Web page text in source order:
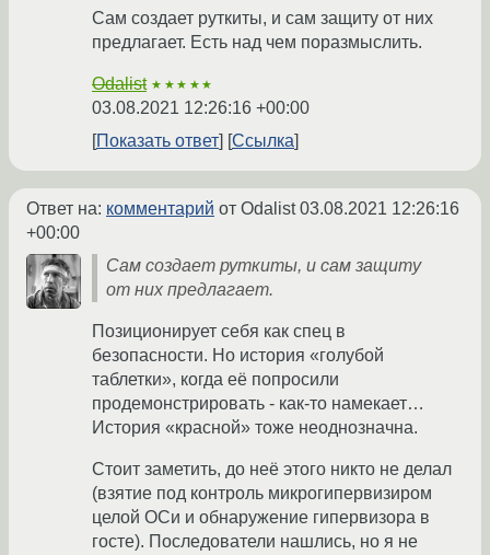
Сам создает руткиты, и сам защиту от них
предлагает. Есть над чем поразмыслить.
Odalist ★★★★★
03.08.2021 12:26:16 +00:00
Показать ответ
Ссылка
Ответ на: комментарий от Odalist03.08.2021 12:26:16
+00:00
Сам создает руткиты, и сам защиту
от них предлагает.
Позиционирует себя как спец в
безопасности. Но история «голубой
таблетки», когда её попросили
продемонстрировать - как-то намекает…
История «красной» тоже неоднозначна.
Стоит заметить, до неё этого никто не делал
(взятие под контроль микрогипервизиром
целой ОСи и обнаружение гипервизора в
госте). Последователи нашлись, но я не